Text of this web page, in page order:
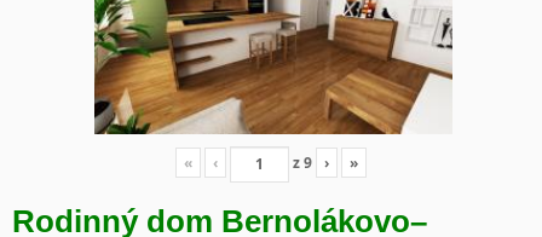
« ‹ z9 › »
Rodinný dom Bernolákovo–